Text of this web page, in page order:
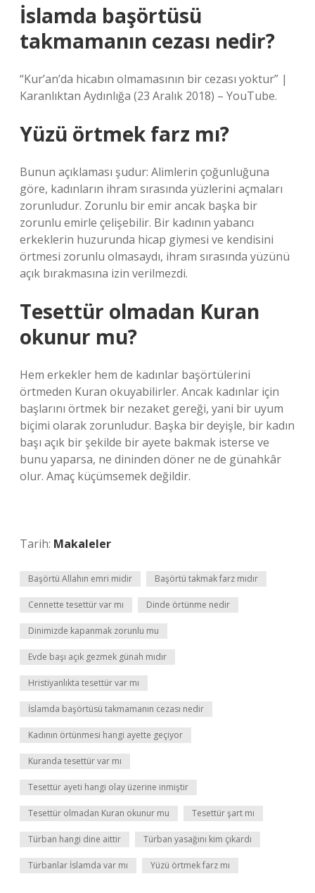
İslamda başörtüsü
takmamanın cezası nedir?
“Kur’an’da hicabın olmamasının bir cezası yoktur” |
Karanlıktan Aydınlığa (23 Aralık 2018) – YouTube.
Yüzü örtmek farz mı?
Bunun açıklaması şudur: Alimlerin çoğunluğuna
göre, kadınların ihram sırasında yüzlerini açmaları
zorunludur. Zorunlu bir emir ancak başka bir
zorunlu emirle çelişebilir. Bir kadının yabancı
erkeklerin huzurunda hicap giymesi ve kendisini
örtmesi zorunlu olmasaydı, ihram sırasında yüzünü
açık bırakmasına izin verilmezdi.
Tesettür olmadan Kuran
okunur mu?
Hem erkekler hem de kadınlar başörtülerini
örtmeden Kuran okuyabilirler. Ancak kadınlar için
başlarını örtmek bir nezaket gereği, yani bir uyum
biçimi olarak zorunludur. Başka bir deyişle, bir kadın
başı açık bir şekilde bir ayete bakmak isterse ve
bunu yaparsa, ne dininden döner ne de günahkâr
olur. Amaç küçümsemek değildir.
Tarih: Makaleler
Başörtü Allahın emri midir Başörtü takmak farz mıdır
Cennette tesettür var mı Dinde örtünme nedir
Dinimizde kapanmak zorunlu mu
Evde başı açık gezmek günah mıdır
Hristiyanlıkta tesettür var mı
İslamda başörtüsü takmamanın cezası nedir
Kadının örtünmesi hangi ayette geçiyor
Kuranda tesettür var mı
Tesettür ayeti hangi olay üzerine inmiştir
Tesettür olmadan Kuran okunur mu Tesettür şart mı
Türban hangi dine aittir Türban yasağını kim çıkardı
Türbanlar İslamda var mı Yüzü örtmek farz mı